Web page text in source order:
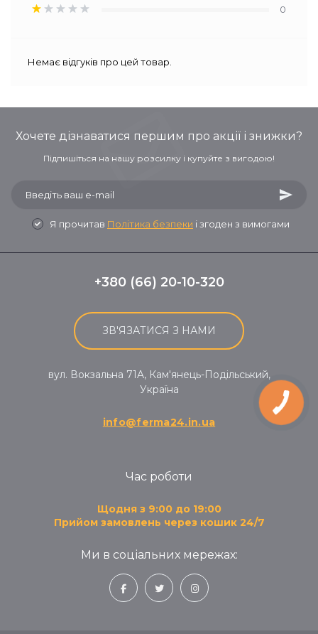
0
Немає відгуків про цей товар.
Хочете дізнаватися першим про акції і знижки?
Підпишіться на нашу розсилку і купуйте з вигодою!
Я прочитав Політика безпеки і згоден з вимогами
+380 (66) 20-10-320
ЗВ'ЯЗАТИСЯ З НАМИ
вул. Вокзальна 71A, Кам'янець-Подільський,
Україна
info@ferma24.in.ua
Час роботи
Щодня з 9:00 до 19:00
Прийом замовлень через кошик 24/7
Ми в соціальних мережах: